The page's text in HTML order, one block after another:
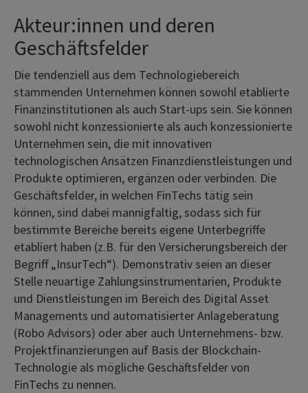
Akteur:innen und deren
Geschäftsfelder
Die tendenziell aus dem Technologiebereich
stammenden Unternehmen können sowohl etablierte
Finanzinstitutionen als auch Start-ups sein. Sie können
sowohl nicht konzessionierte als auch konzessionierte
Unternehmen sein, die mit innovativen
technologischen Ansätzen Finanzdienstleistungen und
Produkte optimieren, ergänzen oder verbinden. Die
Geschäftsfelder, in welchen FinTechs tätig sein
können, sind dabei mannigfaltig, sodass sich für
bestimmte Bereiche bereits eigene Unterbegriffe
etabliert haben (z.B. für den Versicherungsbereich der
Begriff „InsurTech“). Demonstrativ seien an dieser
Stelle neuartige Zahlungsinstrumentarien, Produkte
und Dienstleistungen im Bereich des Digital Asset
Managements und automatisierter Anlageberatung
(Robo Advisors) oder aber auch Unternehmens- bzw.
Projektfinanzierungen auf Basis der Blockchain-
Technologie als mögliche Geschäftsfelder von
FinTechs zu nennen.